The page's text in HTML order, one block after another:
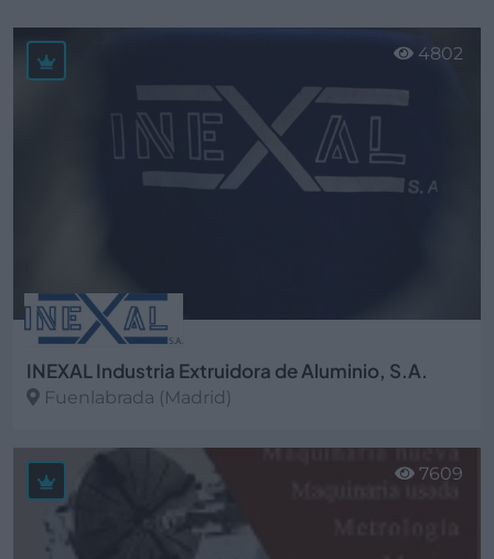
INEXAL Industria Extruidora de Aluminio, S.A.
Fuenlabrada (Madrid)
4802
7609